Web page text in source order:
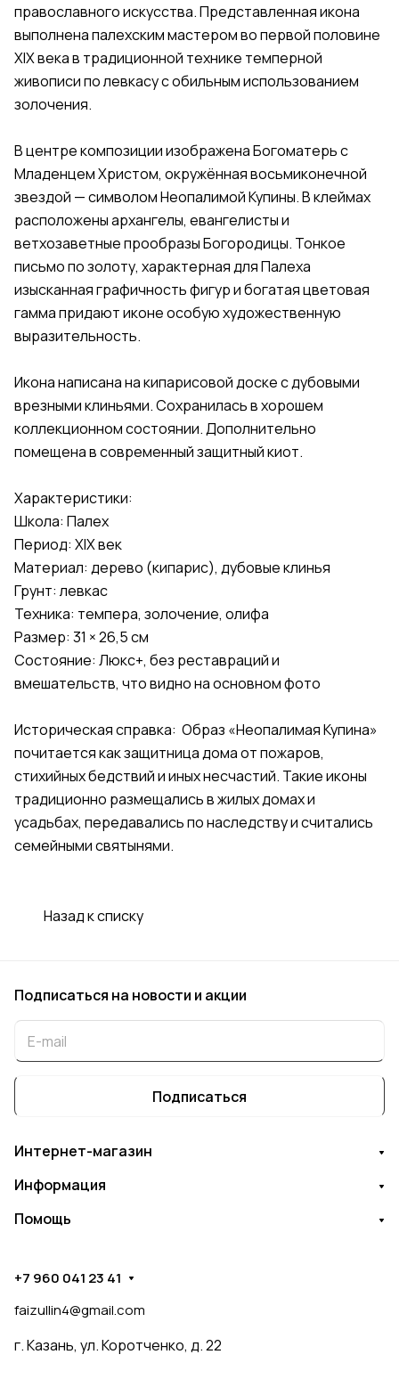
православного искусства. Представленная икона
выполнена палехским мастером во первой половине
XIX века в традиционной технике темперной
живописи по левкасу с обильным использованием
золочения.
В центре композиции изображена Богоматерь с
Младенцем Христом, окружённая восьмиконечной
звездой — символом Неопалимой Купины. В клеймах
расположены архангелы, евангелисты и
ветхозаветные прообразы Богородицы. Тонкое
письмо по золоту, характерная для Палеха
изысканная графичность фигур и богатая цветовая
гамма придают иконе особую художественную
выразительность.
Икона написана на кипарисовой доске с дубовыми
врезными клиньями. Сохранилась в хорошем
коллекционном состоянии. Дополнительно
помещена в современный защитный киот.
Характеристики:
Школа: Палех
Период: XIX век
Материал: дерево (кипарис), дубовые клинья
Грунт: левкас
Техника: темпера, золочение, олифа
Размер: 31 × 26,5 см
Состояние: Люкс+, без реставраций и
вмешательств, что видно на основном фото
Историческая справка: Образ «Неопалимая Купина»
почитается как защитница дома от пожаров,
стихийных бедствий и иных несчастий. Такие иконы
традиционно размещались в жилых домах и
усадьбах, передавались по наследству и считались
семейными святынями.
Назад к списку
Подписаться на новости и акции
Подписаться
Интернет-магазин
Информация
Помощь
+7 960 041 23 41
faizullin4@gmail.com
г. Казань, ул. Коротченко, д. 22